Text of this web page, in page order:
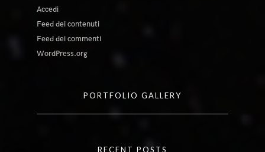
Accedi
Feed dei contenuti
Feed dei commenti
WordPress.org
PORTFOLIO GALLERY
RECENT POSTS